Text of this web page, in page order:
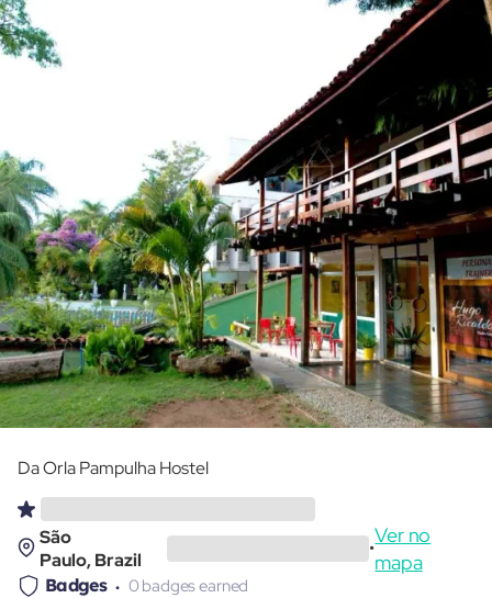
Da Orla Pampulha Hostel
São
Paulo, Brazil
•
Ver no
mapa
Badges 0 badges earned